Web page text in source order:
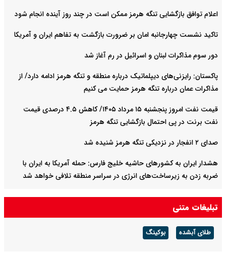
اعلام توافق بازگشایی تنگه هرمز ممکن است در چند روز آینده انجام شود
تاکید نشست چهارجانبه امان بر ضرورت بازگشت به تفاهم ایران و آمریکا
دور سوم مذاکرات لبنان و اسرائیل در رم آغاز شد
پاکستان: رایزنی‌های دیپلماتیک درباره منطقه و تنگه هرمز ادامه دارد/ از
مذاکرات عمان درباره تنگه هرمز حمایت می کنیم
قیمت نفت امروز پنجشنبه ۱۵ مرداد ۱۴۰۵/ کاهش ۴.۵ درصدی قیمت
نفت برنت در پی احتمال بازگشایی تنگه هرمز
صدای ۲ انفجار در نزدیکی تنگه هرمز شنیده شد
هشدار ایران به کشورهای حاشیه خلیج‌ فارس: حمله آمریکا به ایران با
ضربه زدن به زیرساخت‌های انرژی در سراسر منطقه تلافی خواهد شد
روسیه ۲ کشتی باری حامل محموله‌های نظامی را در دریای سیاه هدف
گرفت
تبلیغات متنی
طلای آبشده بوکینگ